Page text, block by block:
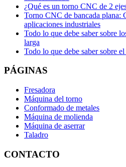
¿Qué es un torno CNC de 2
Torno CNC de bancada plana:
aplicaciones industriales
Todo lo que debe saber sobre
larga
Todo lo que debe saber sobre
PÁGINAS
Fresadora
Máquina del torno
Conformado de metales
Máquina de molienda
Máquina de aserrar
Taladro
CONTACTO